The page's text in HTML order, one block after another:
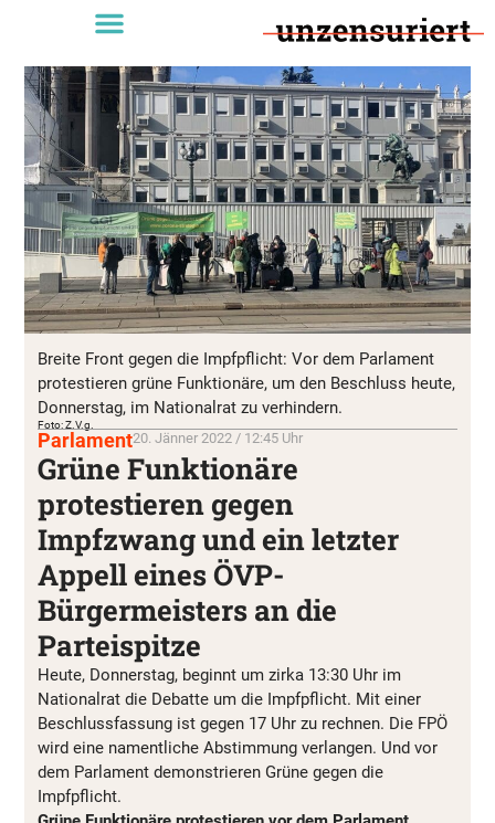
Breite Front gegen die Impfpflicht: Vor dem Parlament
protestieren grüne Funktionäre, um den Beschluss heute,
Donnerstag, im Nationalrat zu verhindern.
Foto: Z.V.g.
Parlament20. Jänner 2022 / 12:45 Uhr
Grüne Funktionäre
protestieren gegen
Impfzwang und ein letzter
Appell eines ÖVP-
Bürgermeisters an die
Parteispitze
Heute, Donnerstag, beginnt um zirka 13:30 Uhr im
Nationalrat die Debatte um die Impfpflicht. Mit einer
Beschlussfassung ist gegen 17 Uhr zu rechnen. Die FPÖ
wird eine namentliche Abstimmung verlangen. Und vor
dem Parlament demonstrieren Grüne gegen die
Impfpflicht.